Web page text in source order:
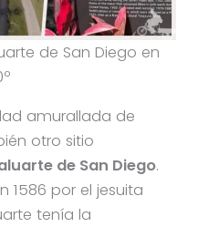
de San Diego en
amurallada de
otro sitio
de San Diego.
1586 por el jesuita
tenía la